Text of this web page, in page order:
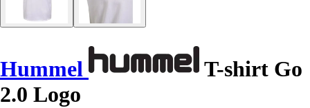
Hummel
T-shirt Go
2.0 Logo